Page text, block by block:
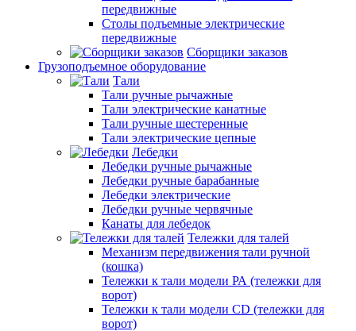
передвижные
Столы подъемные электрические
передвижные
Сборщики заказов
Грузоподъемное оборудование
Тали
Тали ручные рычажные
Тали электрические канатные
Тали ручные шестеренные
Тали электрические цепные
Лебедки
Лебедки ручные рычажные
Лебедки ручные барабанные
Лебедки электрические
Лебедки ручные червячные
Канаты для лебедок
Тележки для талей
Механизм передвижения тали ручной
(кошка)
Тележки к тали модели РА (тележки для
ворот)
Тележки к тали модели CD (тележки для
ворот)